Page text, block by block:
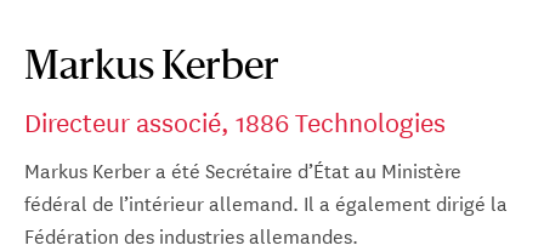
Markus Kerber
Directeur associé, 1886 Technologies
Markus Kerber a été Secrétaire d’État au Ministère
fédéral de l’intérieur allemand. Il a également dirigé la
Fédération des industries allemandes.